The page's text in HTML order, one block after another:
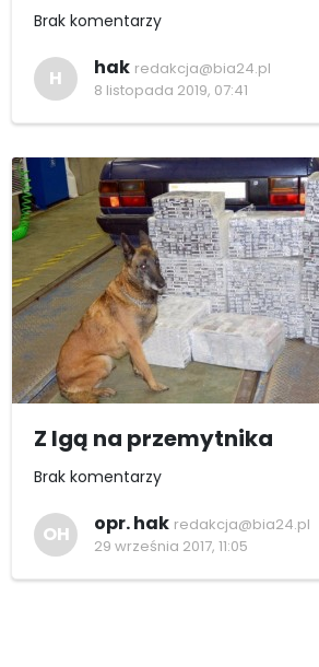
Brak komentarzy
H hak redakcja@bia24.pl
8 listopada 2019, 07:41
Z Igą na przemytnika
Brak komentarzy
OH opr. hak redakcja@bia24.pl
29 września 2017, 11:05